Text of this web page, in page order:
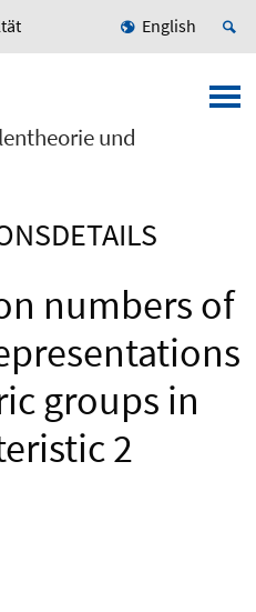
English
und
numbers of
groups in
2